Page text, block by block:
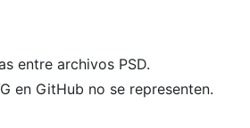
entre archivos PSD.
en GitHub no se representen.